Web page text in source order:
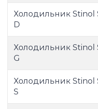
Холодильник Stinol
D
Холодильник Stinol
G
Холодильник Stinol
S